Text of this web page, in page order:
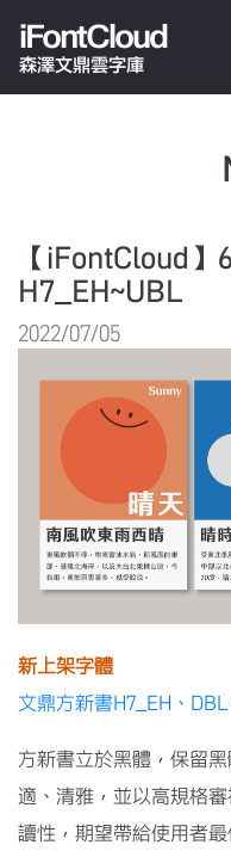
iFontCloud
森澤文鼎雲字庫
【iFontCloud
H7_EH~UBL
2022/07/05
新上架字體
文鼎方新書H7_EH、DBL
方新書立於黑體，保留
適、清雅，並以高規格
讀性，期望帶給使用者最